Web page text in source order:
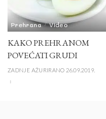
Prehrana Video
KAKO PREHRANOM
POVEĆATI GRUDI
ZADNJE AŽURIRANO 26.09.2019.